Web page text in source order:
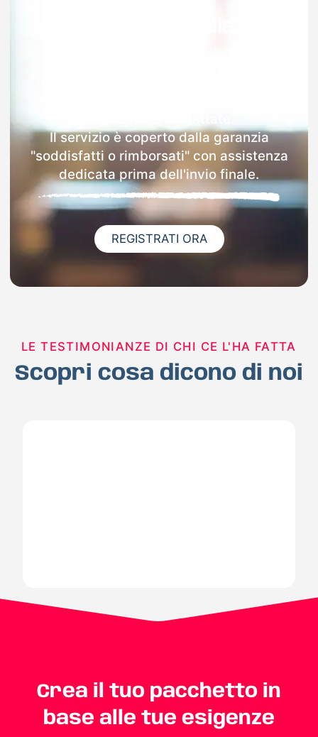
Il servizio è coperto dalla garanzia
"soddisfatti o rimborsati" con assistenza
dedicata prima dell'invio finale.
REGISTRATI ORA
LE TESTIMONIANZE DI CHI CE L'HA FATTA
Scopri cosa dicono di noi
Crea il tuo pacchetto in
base alle tue esigenze